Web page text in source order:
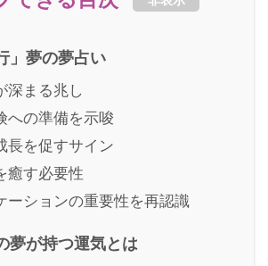
」夢の夢占い
深まる兆し
への準備を示唆
長を促すサイン
癒す必要性
ーションの重要性を再認識
夢が持つ運気とは